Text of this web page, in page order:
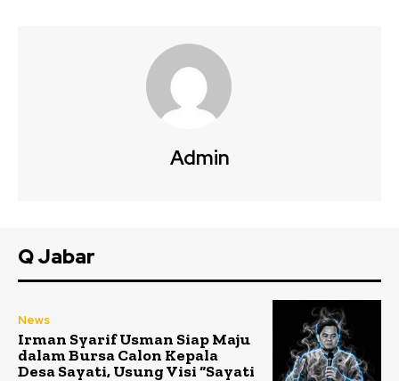
Admin
Q Jabar
News
Irman Syarif Usman Siap Maju
dalam Bursa Calon Kepala
Desa Sayati, Usung Visi “Sayati